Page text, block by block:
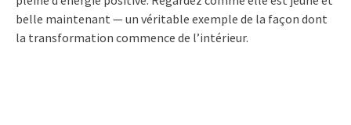
belle maintenant — un véritable exemple de la façon dont
la transformation commence de l’intérieur.